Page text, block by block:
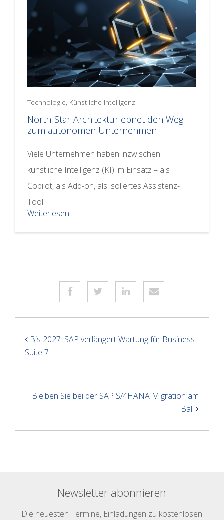
Technologie, Künstliche Intelligenz
North-Star-Architektur ebnet den Weg
zum autonomen Unternehmen
Viele Unternehmen haben inzwischen
künstliche Intelligenz (KI) im Einsatz – als
Copilot, als Add-on, als isoliertes Assistenz-
Tool.
Weiterlesen
Bis 2027: SAP verlängert Wartung für Business
Suite 7
Bleiben Sie bei der SAP S/4HANA Migration am
Ball
Newsletter abonnieren
Die neuesten Termine, Einladungen zu kostenlosen